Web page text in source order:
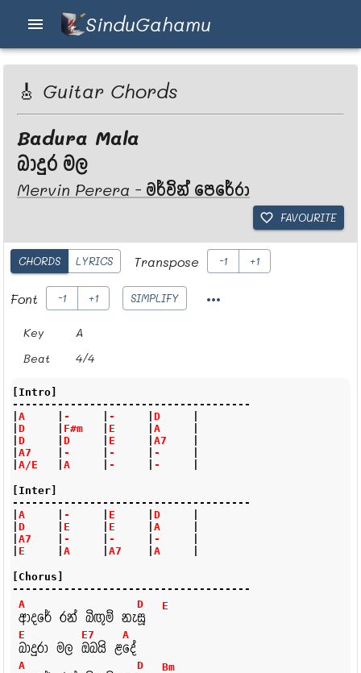
SinduGahamu
🎸 Guitar Chords
Badura Mala
බාදුර මල
Mervin Perera - මර්වින් පෙරේරා
FAVOURITE
CHORDS LYRICS Transpose -1 +1
Font -1 +1 SIMPLIFY
Key
A
Beat
4/4
[Intro]
-------------------------------------
A - - D
D F#m E A
D D E A7
A7 - - -
A/E A - -
[Inter]
-------------------------------------
A - E D
D E E A
A7 - - -
E A A7 A
[Chorus]
-------------------------------------
A
ආදරේ රන් බිඟුම් නැ
D
සූ
E
E
බාදුරා මල
E7
ඔබයි ළ
A
දේ
A D Bm